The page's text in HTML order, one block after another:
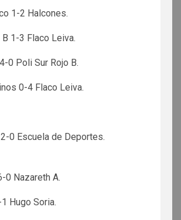
1-2 Halcones.
1-3 Flaco Leiva.
0 Poli Sur Rojo B.
0-4 Flaco Leiva.
0 Escuela de Deportes.
0 Nazareth A.
Hugo Soria.